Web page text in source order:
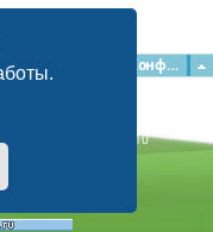
Конфиденциальность
Наша команда
GZIP: Off |
Queries: 10